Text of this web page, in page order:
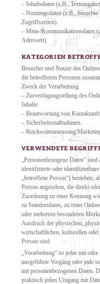
– Inhaltsdaten (z.B.,
– Nutzungsdaten (z.B., besuchte
Zugriffszeiten).
– Meta-/Kommunikationsdaten
Adressen).
KATEGORIEN
Besucher und Nutzer des
die betroffenen Personen
Zweck der Verarbeitung
– Zurverfügungstellung des
Inhalte.
– Beantwortung von
– Sicherheitsmaßnahmen.
– Reichweitenmessung/
VERWENDETE
„Personenbezogene Daten“
identifizierte oder
„betroffene Person“) beziehen;
Person angesehen, die direkt
Zuordnung zu einer Kennung
zu Standortdaten, zu einer
oder mehreren besonderen
Ausdruck der physischen,
wirtschaftlichen, kulturellen
Person sind.
„Verarbeitung“ ist jeder mit
ausgeführte Vorgang oder jede
mit personenbezogenen Daten.
praktisch jeden Umgang mit